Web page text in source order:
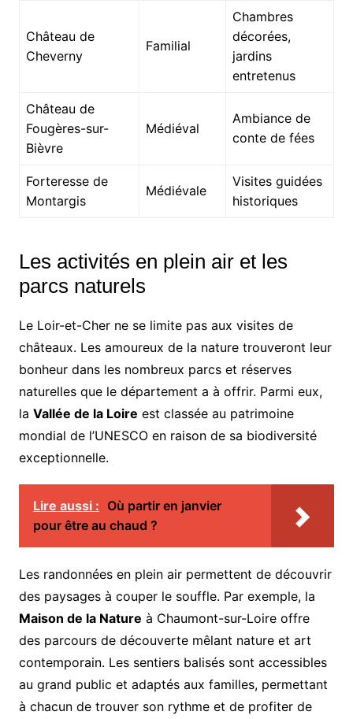
Château de
Cheverny
Familial
Chambres
décorées,
jardins
entretenus
Château de
Fougères-sur-
Bièvre
Médiéval
Ambiance de
conte de fées
Forteresse de
Montargis
Médiévale
Visites guidées
historiques
Les activités en plein air et les
parcs naturels
Le Loir-et-Cher ne se limite pas aux visites de
châteaux. Les amoureux de la nature trouveront leur
bonheur dans les nombreux parcs et réserves
naturelles que le département a à offrir. Parmi eux,
la Vallée de la Loire est classée au patrimoine
mondial de l’UNESCO en raison de sa biodiversité
exceptionnelle.
Lire aussi : Où partir en janvier
pour être au chaud ?
Les randonnées en plein air permettent de découvrir
des paysages à couper le souffle. Par exemple, la
Maison de la Nature à Chaumont-sur-Loire offre
des parcours de découverte mêlant nature et art
contemporain. Les sentiers balisés sont accessibles
au grand public et adaptés aux familles, permettant
à chacun de trouver son rythme et de profiter de